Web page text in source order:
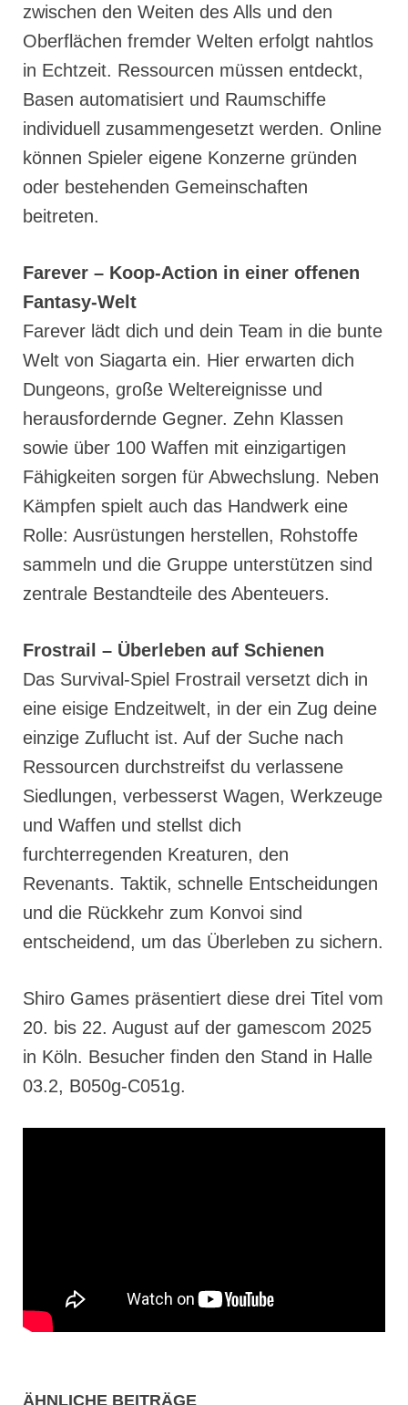
zwischen den Weiten des Alls und den
Oberflächen fremder Welten erfolgt nahtlos
in Echtzeit. Ressourcen müssen entdeckt,
Basen automatisiert und Raumschiffe
individuell zusammengesetzt werden. Online
können Spieler eigene Konzerne gründen
oder bestehenden Gemeinschaften
beitreten.
Farever – Koop-Action in einer offenen
Fantasy-Welt
Farever lädt dich und dein Team in die bunte
Welt von Siagarta ein. Hier erwarten dich
Dungeons, große Weltereignisse und
herausfordernde Gegner. Zehn Klassen
sowie über 100 Waffen mit einzigartigen
Fähigkeiten sorgen für Abwechslung. Neben
Kämpfen spielt auch das Handwerk eine
Rolle: Ausrüstungen herstellen, Rohstoffe
sammeln und die Gruppe unterstützen sind
zentrale Bestandteile des Abenteuers.
Frostrail – Überleben auf Schienen
Das Survival-Spiel Frostrail versetzt dich in
eine eisige Endzeitwelt, in der ein Zug deine
einzige Zuflucht ist. Auf der Suche nach
Ressourcen durchstreifst du verlassene
Siedlungen, verbesserst Wagen, Werkzeuge
und Waffen und stellst dich
furchterregenden Kreaturen, den
Revenants. Taktik, schnelle Entscheidungen
und die Rückkehr zum Konvoi sind
entscheidend, um das Überleben zu sichern.
Shiro Games präsentiert diese drei Titel vom
20. bis 22. August auf der gamescom 2025
in Köln. Besucher finden den Stand in Halle
03.2, B050g-C051g.
ÄHNLICHE BEITRÄGE